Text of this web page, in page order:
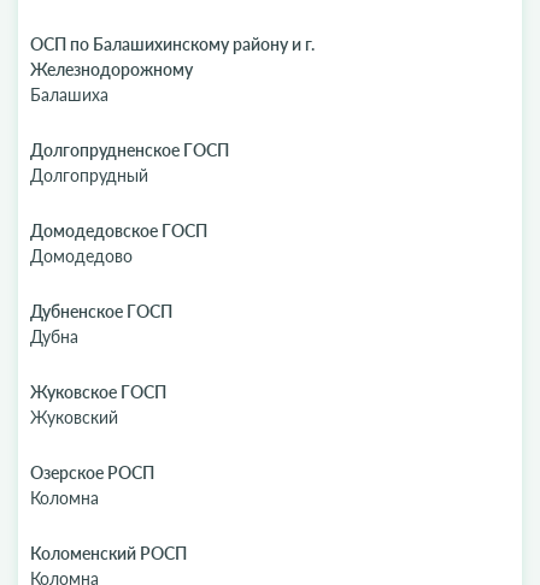
ОСП по Балашихинскому району и г.
Железнодорожному
Балашиха
Долгопрудненское ГОСП
Долгопрудный
Домодедовское ГОСП
Домодедово
Дубненское ГОСП
Дубна
Жуковское ГОСП
Жуковский
Озерское РОСП
Коломна
Коломенский РОСП
Коломна